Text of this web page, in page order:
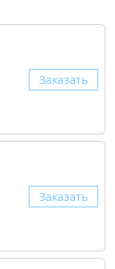
Заказать
Заказать